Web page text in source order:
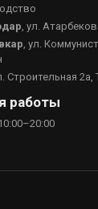
, ул.
, ул.
Строительная
работы